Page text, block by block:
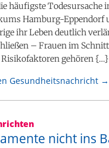
häufigste Todesursache
Hamburg-Eppendorf
ihr Leben deutlich
– Frauen im
Risikofaktoren gehören {…}
Gesundheitsnachricht →
nicht ins